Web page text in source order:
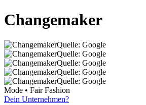
Changemaker
Quelle: Google
Quelle: Google
Quelle: Google
Quelle: Google
Quelle: Google
Mode • Fair Fashion
Dein Unternehmen?